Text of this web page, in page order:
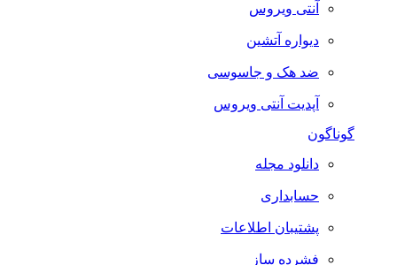
آنتی ویروس
دیواره آتشین
ضد هک و جاسوسی
آپدیت آنتی ویروس
گوناگون
دانلود مجله
حسابداری
پشتیبان اطلاعات
فشرده ساز